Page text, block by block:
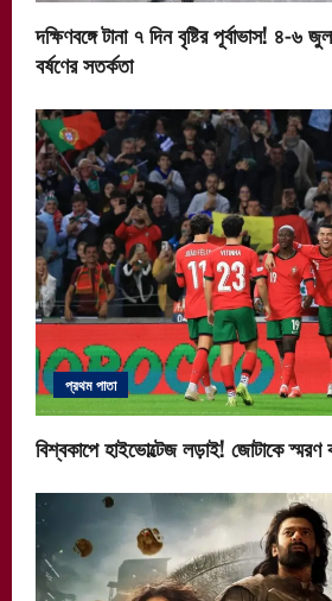
দক্ষিণবঙ্গে টানা ৭ দিন বৃষ্টির পূর্বাভাস! ৪-৬
বর্ষণের সতর্কতা
প্রথম পাতা
বিশ্বকাপে হাইভোল্টেজ লড়াই! জোটাকে স্মরণ